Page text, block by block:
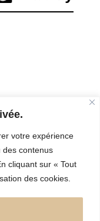
votre expérience
des contenus
cliquant sur « Tout
des cookies.